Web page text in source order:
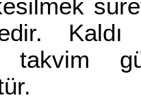
takvim